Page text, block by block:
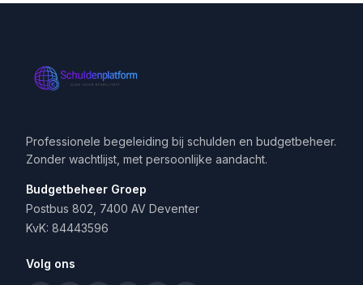
Professionele begeleiding bij schulden en budgetbeheer.
Zonder wachtlijst, met persoonlijke aandacht.
Budgetbeheer Groep
Postbus 802, 7400 AV Deventer
KvK: 84443596
Volg ons